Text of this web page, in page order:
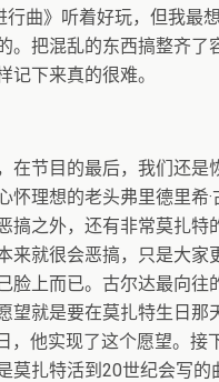
行曲》听着好玩，但我最
。把混乱的东西搞整齐了
记下来真的很难。
在节目的最后，我们还是
怀理想的老头弗里德里希
搞之外，还有非常莫扎特
来就很会恶搞，只是大家
脸上而已。古尔达最向往
望就是要在莫扎特生日那
，他实现了这个愿望。接
莫扎特活到20世纪会写的